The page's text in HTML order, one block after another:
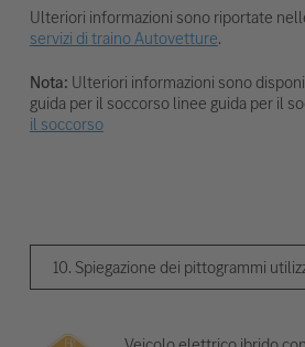
Ulteriori informazioni sono riportate
servizi di traino Autovetture.
Nota: Ulteriori informazioni sono
guida per il soccorso linee guida per il
il soccorso
10. Spiegazione dei pittogrammi